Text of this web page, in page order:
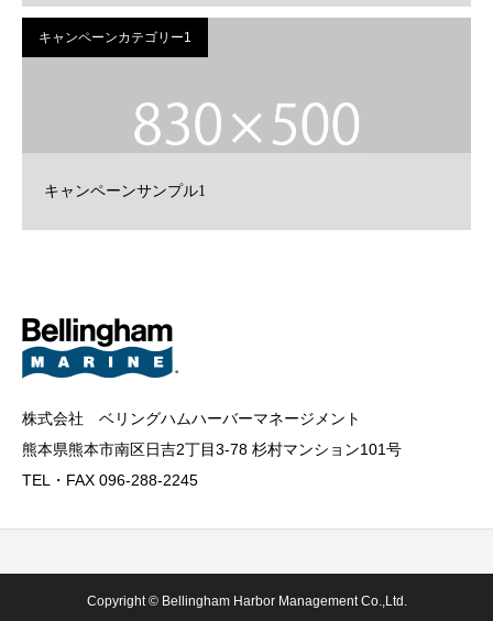
キャンペーンカテゴリー1
キャンペーンサンプル1
株式会社 ベリングハムハーバーマネージメント
熊本県熊本市南区日吉2丁目3-78 杉村マンション101号
TEL・FAX 096-288-2245
Copyright © Bellingham Harbor Management Co.,Ltd.